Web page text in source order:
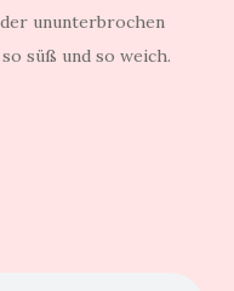
ununterbrochen
süß und so weich.